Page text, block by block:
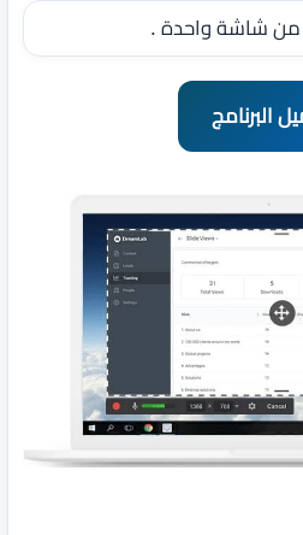
من شاشة واحدة .
البرنامج